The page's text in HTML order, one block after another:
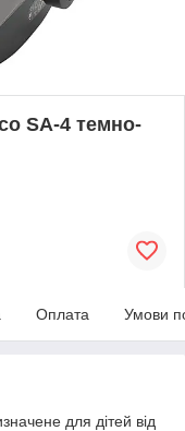
SA-4 темно-
Оплата Умови
для дітей від